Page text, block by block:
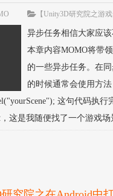
源进度条（三十一）
【Unity3D研究院之游戏
113 条评论
异步任务相信大家应
本章内容MOMO将带
的一些异步任务。在
的时候通常会使用方法
这句代码执行
这是我随便找了一个游戏场